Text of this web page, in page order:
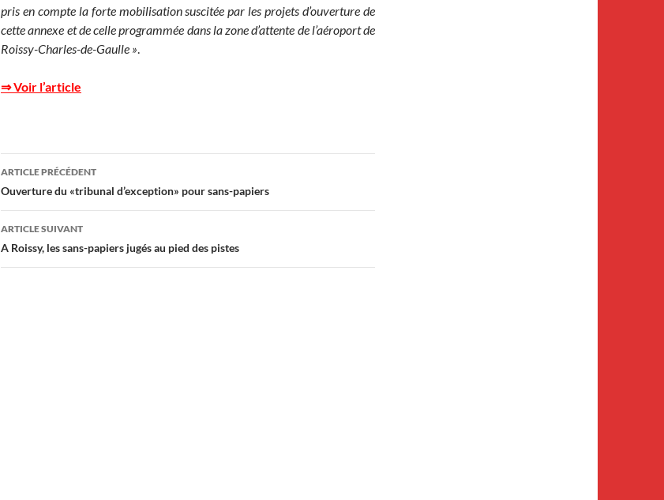
pris en compte la forte mobilisation suscitée par les projets d’ouverture de
cette annexe et de celle programmée dans la zone d’attente de l’aéroport de
Roissy-Charles-de-Gaulle ».
⇒ Voir l’article
Navigation
des
articles
ARTICLE PRÉCÉDENT
Ouverture du «tribunal d’exception» pour sans-papiers
ARTICLE SUIVANT
A Roissy, les sans-papiers jugés au pied des pistes